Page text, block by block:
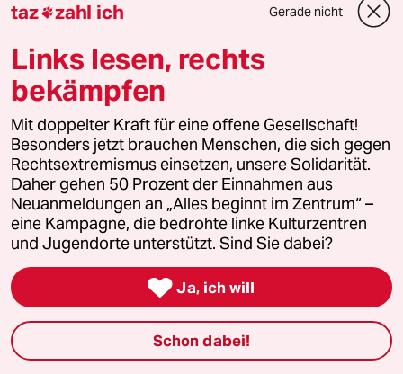
Anzeigen
Fragen & Hilfe
Feedback
ePaper Login
Downloads für Abonnierende
taz zahl ich Gerade nicht
Links lesen, rechts
bekämpfen
Mit doppelter Kraft für eine offene Gesellschaft!
Besonders jetzt brauchen Menschen, die sich gegen
Rechtsextremismus einsetzen, unsere Solidarität.
Daher gehen 50 Prozent der Einnahmen aus
Neuanmeldungen an „Alles beginnt im Zentrum“ –
eine Kampagne, die bedrohte linke Kulturzentren
und Jugendorte unterstützt. Sind Sie dabei?
 Ja, ich will
Schon dabei!